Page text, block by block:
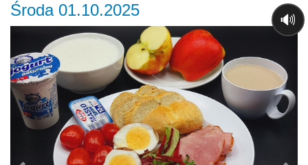
Środa 01.10.2025
Previous
🔊